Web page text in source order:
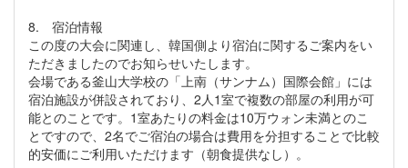
8. 宿泊情報
この度の大会に関連し、韓国側より宿泊に関するご案内をい
ただきましたのでお知らせいたします。
会場である釜山大学校の「上南（サンナム）国際会館」には
宿泊施設が併設されており、2人1室で複数の部屋の利用が可
能とのことです。1室あたりの料金は10万ウォン未満とのこ
とですので、2名でご宿泊の場合は費用を分担することで比較
的安価にご利用いただけます（朝食提供なし）。